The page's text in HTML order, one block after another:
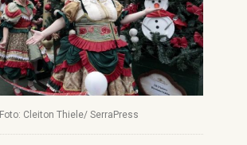
Foto: Cleiton Thiele/ SerraPress